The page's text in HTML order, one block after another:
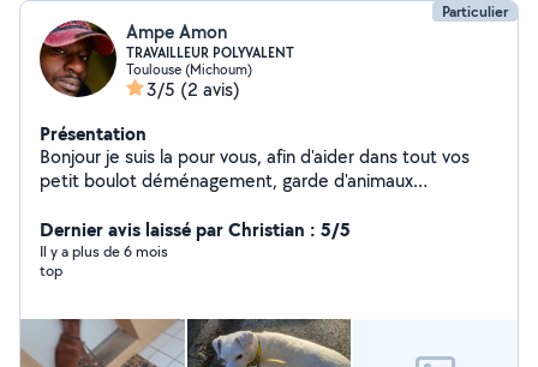
Particulier
Ampe Amon
TRAVAILLEUR POLYVALENT
Toulouse (Michoum)
3/5 (2 avis)
Présentation
Bonjour je suis la pour vous, afin d'aider dans tout vos
petit boulot déménagement, garde d'animaux
tous .
Dernier avis laissé par Christian : 5/5
Il y a plus de 6 mois
top